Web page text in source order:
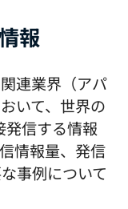
報
連業界（アパ
いて、世界の
発信する情報
情報量、発信
事例について